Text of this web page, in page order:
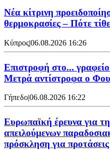
Νέα κίτρινη
θερμοκρασίες – Πότε
Κύπρος|06.08.2026 16:26
Επιστροφή στο...
Μετρά αντίστροφα ο
Γήπεδο|06.08.2026 16:22
Ευρωπαϊκή έρευνα για
απειλούμενων
πρόσκληση για προτάσεις